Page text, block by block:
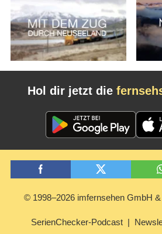
Hol dir jetzt die
© 1998–2026 imfernsehen GmbH
SerienChecker-Podcast